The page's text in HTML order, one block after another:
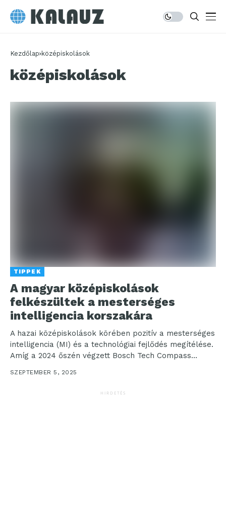
Kezdőlap középiskolások
középiskolások
TIPPEK
A magyar középiskolások
felkészültek a mesterséges
intelligencia korszakára
A hazai középiskolások körében pozitív a mesterséges
intelligencia (MI) és a technológiai fejlődés megítélése.
Amíg a 2024 őszén végzett Bosch Tech Compass
SZEPTEMBER 5, 2025
HIRDETÉS